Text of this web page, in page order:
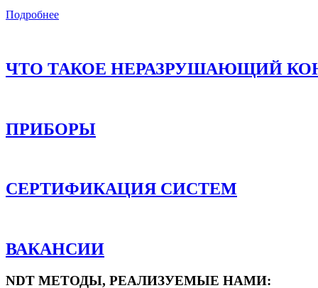
Подробнее
ЧТО ТАКОЕ НЕРАЗРУШАЮЩИЙ
ПРИБОРЫ
СЕРТИФИКАЦИЯ СИСТЕМ
ВАКАНСИИ
NDT МЕТОДЫ, РЕАЛИЗУЕМЫЕ НАМИ: